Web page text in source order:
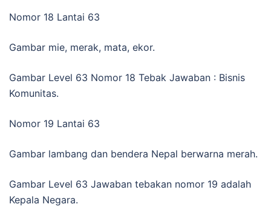
Nomor 18 Lantai 63
Gambar mie, merak, mata, ekor.
Gambar Level 63 Nomor 18 Tebak Jawaban : Bisnis
Komunitas.
Nomor 19 Lantai 63
Gambar lambang dan bendera Nepal berwarna merah.
Gambar Level 63 Jawaban tebakan nomor 19 adalah
Kepala Negara.